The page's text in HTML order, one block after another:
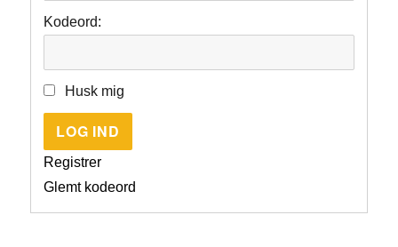
Kodeord:
Husk mig
LOG IND
Registrer
Glemt kodeord